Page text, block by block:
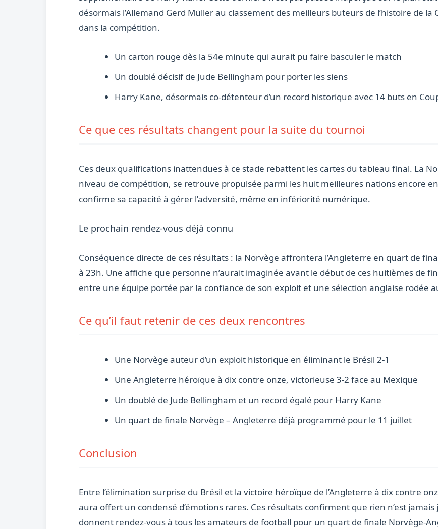
désormais l’Allemand Gerd Müller au classement des meilleurs buteurs de l’histoire de
dans la compétition.
Un carton rouge dès la 54e minute qui aurait pu faire basculer le match
Un doublé décisif de Jude Bellingham pour porter les siens
Harry Kane, désormais co-détenteur d’un record historique avec 14 buts en
Ce que ces résultats changent pour la suite du tournoi
Ces deux qualifications inattendues à ce stade rebattent les cartes du tableau final. La
niveau de compétition, se retrouve propulsée parmi les huit meilleures nations encore
confirme sa capacité à gérer l’adversité, même en infériorité numérique.
Le prochain rendez-vous déjà connu
Conséquence directe de ces résultats : la Norvège affrontera l’Angleterre en quart de
à 23h. Une affiche que personne n’aurait imaginée avant le début de ces huitièmes de
entre une équipe portée par la confiance de son exploit et une sélection anglaise rodée
Ce qu’il faut retenir de ces deux rencontres
Une Norvège auteur d’un exploit historique en éliminant le Brésil 2-1
Une Angleterre héroïque à dix contre onze, victorieuse 3-2 face au Mexique
Un doublé de Jude Bellingham et un record égalé pour Harry Kane
Un quart de finale Norvège – Angleterre déjà programmé pour le 11 juillet
Conclusion
Entre l’élimination surprise du Brésil et la victoire héroïque de l’Angleterre à dix contre
aura offert un condensé d’émotions rares. Ces résultats confirment que rien n’est
donnent rendez-vous à tous les amateurs de football pour un quart de finale Norvège-